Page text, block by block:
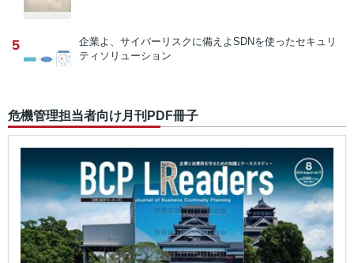
5 企業よ、サイバーリスクに備えよ SDNを使ったセキュリ
ティソリューション
危機管理担当者向け月刊PDF冊子